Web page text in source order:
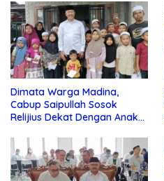
Dimata Warga Madina,
Cabup Saipullah Sosok
Relijius Dekat Dengan Anak